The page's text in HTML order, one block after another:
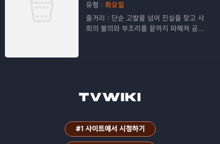
유형： 화요일
줄거리： 단순 고발을 넘어 진실을 찾고 사
회의 불의와 부조리를 끝까지 파헤쳐 공정
#1 사이트에서 시청하기